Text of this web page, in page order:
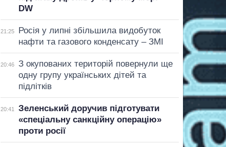
DW
21:25
Росія у липні збільшила видобуток
нафти та газового конденсату – ЗМІ
20:46
З окупованих територій повернули ще
одну групу українських дітей та
підлітків
20:41
Зеленський доручив підготувати
«спеціальну санкційну операцію»
проти росії